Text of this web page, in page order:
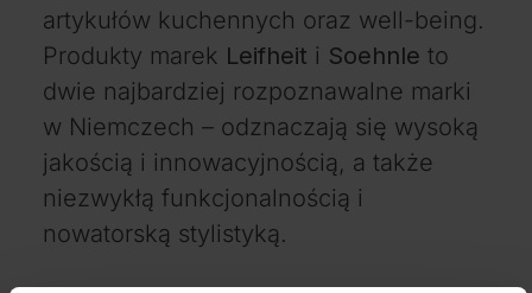
artykułów kuchennych oraz well-being.
Produkty marek Leifheit i Soehnle to
dwie najbardziej rozpoznawalne marki
w Niemczech – odznaczają się wysoką
jakością i innowacyjnością, a także
niezwykłą funkcjonalnością i
nowatorską stylistyką.